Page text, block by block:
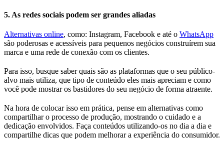
5. As redes sociais podem ser grandes aliadas
Alternativas online, como: Instagram, Facebook e até o WhatsApp
são poderosas e acessíveis para pequenos negócios construírem sua
marca e uma rede de conexão com os clientes.
Para isso, busque saber quais são as plataformas que o seu público-
alvo mais utiliza, que tipo de conteúdo eles mais apreciam e como
você pode mostrar os bastidores do seu negócio de forma atraente.
Na hora de colocar isso em prática, pense em alternativas como
compartilhar o processo de produção, mostrando o cuidado e a
dedicação envolvidos. Faça conteúdos utilizando-os no dia a dia e
compartilhe dicas que podem melhorar a experiência do consumidor.